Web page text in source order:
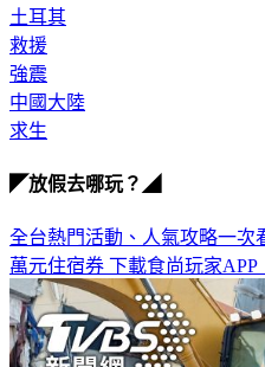
土耳其
救援
強震
中國大陸
求生
◤放假去哪玩？◢
全台熱門活動、人氣攻略一次
萬元住宿券 下載食尚玩家